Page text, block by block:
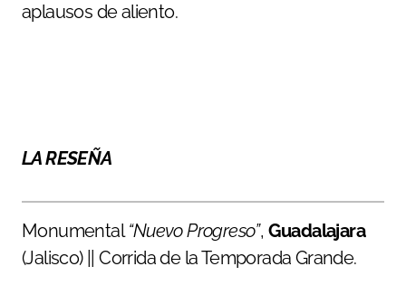
aplausos de aliento.
LA RESEÑA
Monumental“Nuevo Progreso”, Guadalajara
(Jalisco) || Corrida de la Temporada Grande.